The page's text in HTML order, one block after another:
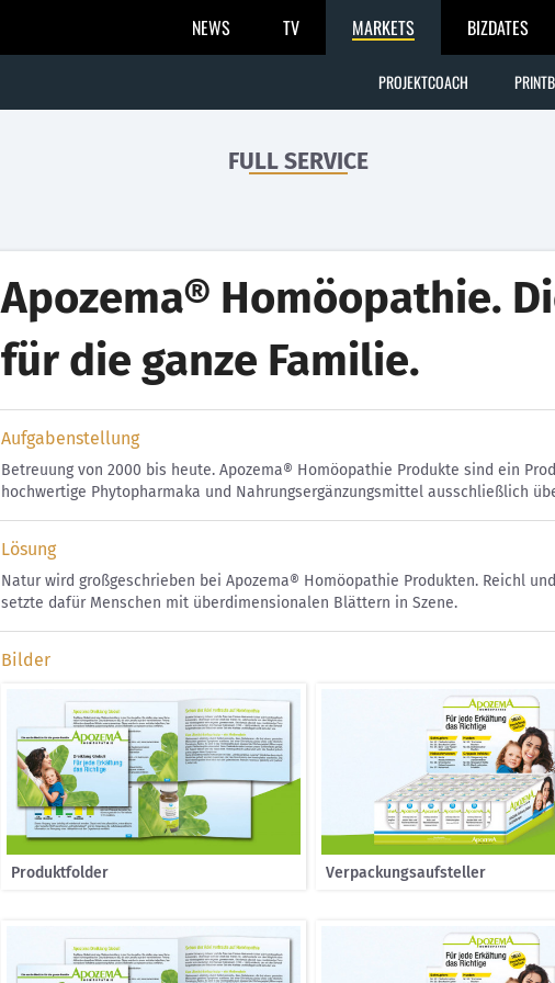
NEWS TV MARKETS BIZDATES
PROJEKTCOACH
FULL SERVICE
Apozema® Homöopathie.
für die ganze Familie.
Aufgabenstellung
Betreuung von 2000 bis heute. Apozema® Homöopathie Produkte sind ein
hochwertige Phytopharmaka und Nahrungsergänzungsmittel ausschließlich
Lösung
Natur wird großgeschrieben bei Apozema® Homöopathie Produkten. Reichl
setzte dafür Menschen mit überdimensionalen Blättern in Szene.
Bilder
Produktfolder Verpackungsaufsteller